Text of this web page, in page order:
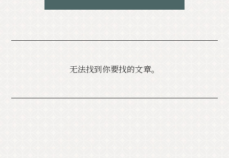
关于旅游协会
バナー広告案内
询问
无法找到你要找的文章。